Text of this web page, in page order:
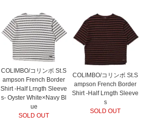
COLIMBO/コリンボ St.S
ampson French Border
Shirt -Half Lrngth Sleeve
s- Oyster White×Navy Bl
ue
SOLD OUT
COLIMBO/コリンボ St.S
ampson French Border
Shirt -Half Lrngth Sleeve
s
SOLD OUT